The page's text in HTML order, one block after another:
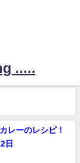
.....
レーのレシピ！
日